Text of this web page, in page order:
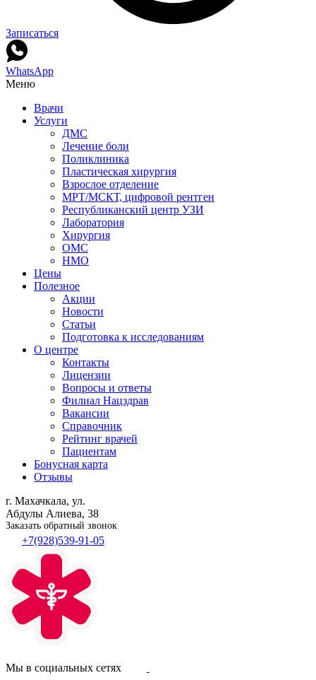
Записаться
WhatsApp
Меню
Врачи
Услуги
ДМС
Лечение боли
Поликлиника
Пластическая хирургия
Взрослое отделение
МРТ/МСКТ, цифровой рентген
Республиканский центр УЗИ
Лаборатория
Хирургия
ОМС
НМО
Цены
Полезное
Акции
Новости
Статьи
Подготовка к исследованиям
О центре
Контакты
Лицензии
Вопросы и ответы
Филиал Нацздрав
Вакансии
Справочник
Рейтинг врачей
Пациентам
Бонусная карта
Отзывы
г. Махачкала, ул.
Абдулы Алиева, 38
Заказать обратный звонок
+7(928)539-91-05
Мы в социальных сетях